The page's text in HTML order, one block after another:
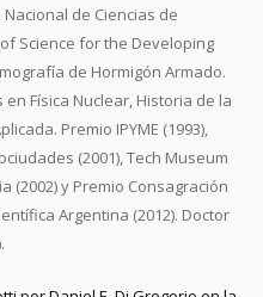
Nacional de Ciencias de
Science for the Developing
de Hormigón Armado.
Física Nuclear, Historia de la
Premio IPYME (1993),
(2001), Tech Museum
(2002) y Premio Consagración
Argentina (2012). Doctor